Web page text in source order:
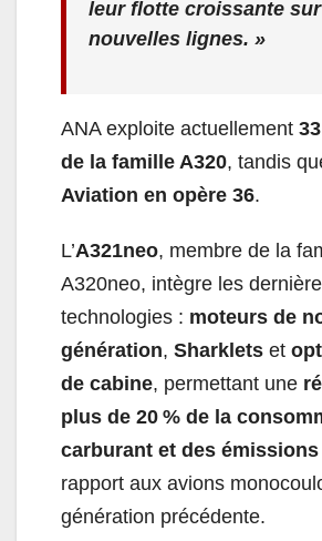
leur flotte croissante
nouvelles lignes. »
ANA exploite actuellement
de la famille A320, tandis
Aviation en opère 36.
L’A321neo, membre de la
A320neo, intègre les
technologies : moteurs de
génération, Sharklets et
de cabine, permettant une
plus de 20 % de la
carburant et des émissions
rapport aux avions
génération précédente.